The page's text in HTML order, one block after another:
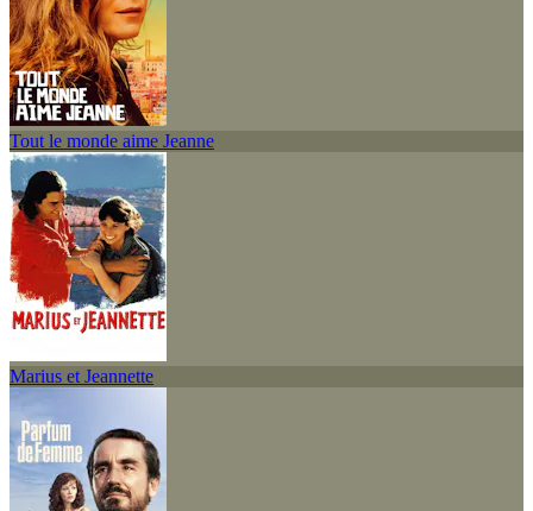
Tout le monde aime Jeanne
Marius et Jeannette